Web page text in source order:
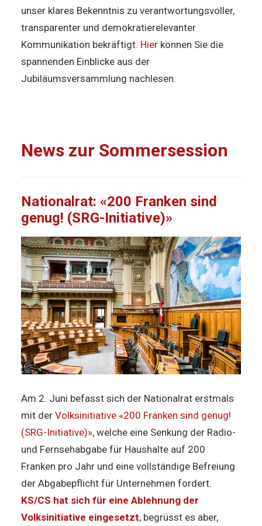
unser klares Bekenntnis zu verantwortungsvoller,
transparenter und demokratierelevanter
Kommunikation bekräftigt. Hier können Sie die
spannenden Einblicke aus der
Jubiläumsversammlung nachlesen.
News zur Sommersession
Nationalrat: «200 Franken sind
genug! (SRG-Initiative)»
Am 2. Juni befasst sich der Nationalrat erstmals
mit der Volksinitiative «200 Franken sind genug!
(SRG-Initiative)», welche eine Senkung der Radio-
und Fernsehabgabe für Haushalte auf 200
Franken pro Jahr und eine vollständige Befreiung
der Abgabepflicht für Unternehmen fordert.
KS/CS hat sich für eine Ablehnung der
Volksinitiative eingesetzt, begrüsst es aber,